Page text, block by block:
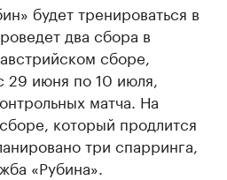
будет тренироваться в
два сбора в
сборе,
29 июня по 10 июля,
матча. На
который продлится
три спарринга,
«Рубина».